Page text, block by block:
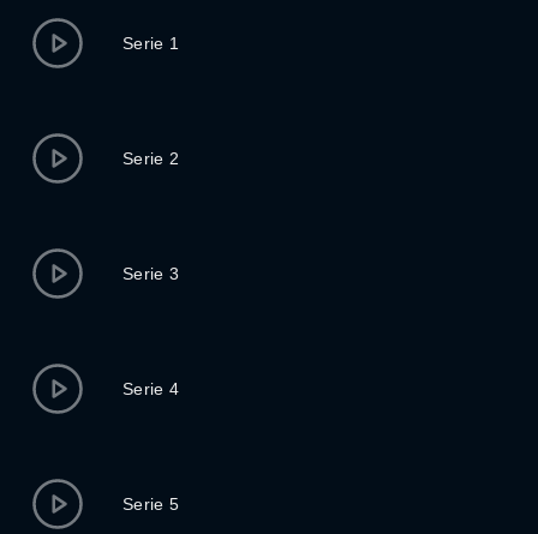
Serie 1
Serie 2
Serie 3
Serie 4
Serie 5